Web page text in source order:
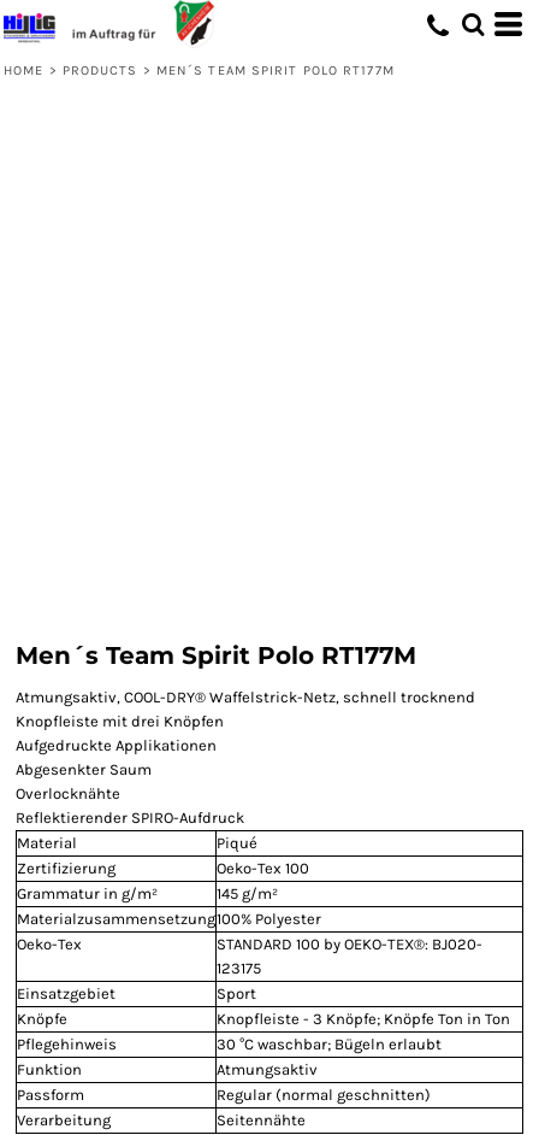
HOME > PRODUCTS > MEN´S TEAM SPIRIT POLO RT177M
Men´s Team Spirit Polo RT177M
Atmungsaktiv, COOL-DRY® Waffelstrick-Netz, schnell trocknend
Knopfleiste mit drei Knöpfen
Aufgedruckte Applikationen
Abgesenkter Saum
Overlocknähte
Reflektierender SPIRO-Aufdruck
Material
Piqué
Zertifizierung
Oeko-Tex 100
Grammatur in g/m²
145 g/m²
Materialzusammensetzung100% Polyester
Oeko-Tex
STANDARD 100 by OEKO-TEX®: BJ020-
123175
Einsatzgebiet
Sport
Knöpfe
Knopfleiste - 3 Knöpfe; Knöpfe Ton in Ton
Pflegehinweis
30 °C waschbar; Bügeln erlaubt
Funktion
Atmungsaktiv
Passform
Regular (normal geschnitten)
Verarbeitung
Seitennähte